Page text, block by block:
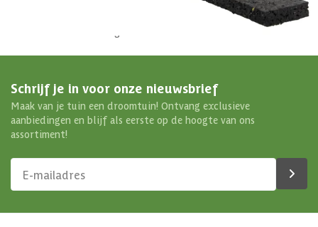
Schrijf je in voor onze nieuwsbrief
Maak van je tuin een droomtuin! Ontvang exclusieve
aanbiedingen en blijf als eerste op de hoogte van ons
assortiment!